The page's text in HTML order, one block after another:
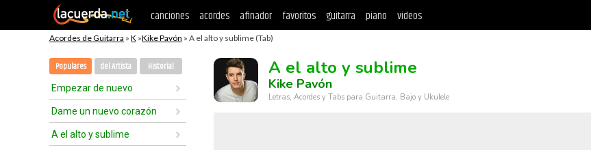
canciones acordes afinador favoritos guitarra piano videos
Acordes de Guitarra » K »Kike Pavón » A el alto y sublime (Tab)
Populares del Artista Historial
Empezar de nuevo
Dame un nuevo corazón
A el alto y sublime
A el alto y sublime
Kike Pavón
Letras, Acordes y Tabs para Guitarra, Bajo y Ukulele